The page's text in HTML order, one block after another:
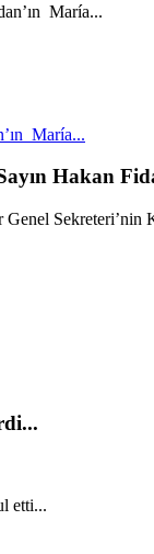
María...
Hakan
Sekreteri’nin